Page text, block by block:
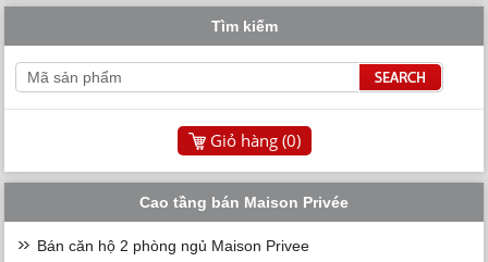
Tìm kiếm
Giỏ hàng (0)
Cao tầng bán Maison Privée
Bán căn hộ 2 phòng ngủ Maison Privee